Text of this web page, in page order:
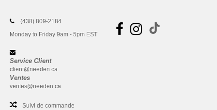
(438) 809-2184
Monday to Friday 9am - 5pm EST
Service Client
client@needen.ca
Ventes
ventes@needen.ca
Suivi de commande